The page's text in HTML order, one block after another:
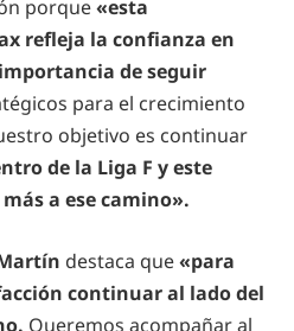
porque«esta
refleja la confianza en
de seguir
para el crecimiento
objetivo es continuar
de la Liga F y este
a ese camino».
destaca que«para
continuar al lado del
Queremos acompañar al